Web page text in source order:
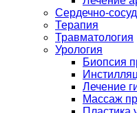
Сердечно-
Терапия
Травматология
Урология
Биопсия
Лечение
Массаж